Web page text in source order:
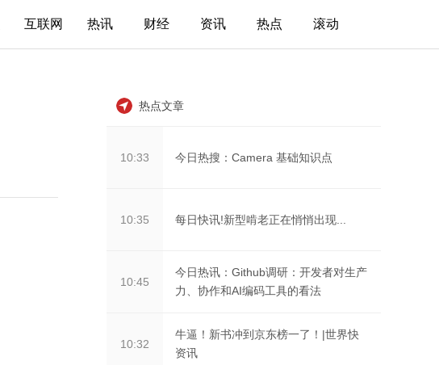
互联网 热讯 财经 资讯 热点 滚动
热点文章
10:33 今日热搜：Camera 基础知识点
10:35 每日快讯!新型啃老正在悄悄出现...
10:45
今日热讯：Github调研：开发者对生产
力、协作和AI编码工具的看法
10:32
牛逼！新书冲到京东榜一了！|世界快
资讯